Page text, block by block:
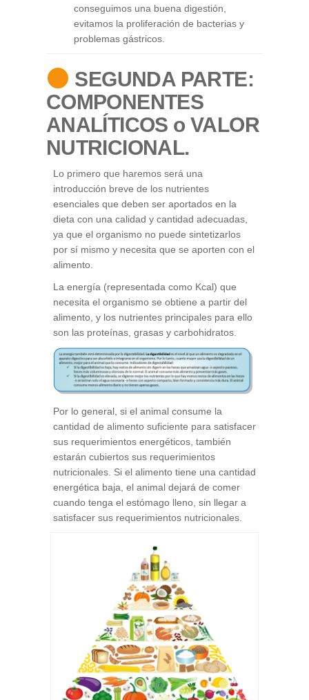
conseguimos una buena digestión,
evitamos la proliferación de bacterias y
problemas gástricos.
SEGUNDA PARTE:
COMPONENTES
ANALÍTICOS o VALOR
NUTRICIONAL.
Lo primero que haremos será una
introducción breve de los nutrientes
esenciales que deben ser aportados en la
dieta con una calidad y cantidad adecuadas,
ya que el organismo no puede sintetizarlos
por sí mismo y necesita que se aporten con el
alimento.
La energía (representada como Kcal) que
necesita el organismo se obtiene a partir del
alimento, y los nutrientes principales para ello
son las proteínas, grasas y carbohidratos.
Por lo general, si el animal consume la
cantidad de alimento suficiente para satisfacer
sus requerimientos energéticos, también
estarán cubiertos sus requerimientos
nutricionales. Si el alimento tiene una cantidad
energética baja, el animal dejará de comer
cuando tenga el estómago lleno, sin llegar a
satisfacer sus requerimientos nutricionales.